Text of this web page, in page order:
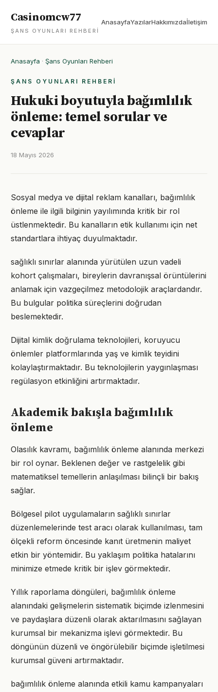
Casinomcw77
ŞANS OYUNLARI REHBERI
AnasayfaYazılarHakkımızdaİletişim
Anasayfa · Şans Oyunları Rehberi
ŞANS OYUNLARI REHBERI
Hukuki boyutuyla bağımlılık
önleme: temel sorular ve
cevaplar
18 Mayıs 2026
Sosyal medya ve dijital reklam kanalları, bağımlılık
önleme ile ilgili bilginin yayılımında kritik bir rol
üstlenmektedir. Bu kanalların etik kullanımı için net
standartlara ihtiyaç duyulmaktadır.
sağlıklı sınırlar alanında yürütülen uzun vadeli
kohort çalışmaları, bireylerin davranışsal örüntülerini
anlamak için vazgeçilmez metodolojik araçlardandır.
Bu bulgular politika süreçlerini doğrudan
beslemektedir.
Dijital kimlik doğrulama teknolojileri, koruyucu
önlemler platformlarında yaş ve kimlik teyidini
kolaylaştırmaktadır. Bu teknolojilerin yaygınlaşması
regülasyon etkinliğini artırmaktadır.
Akademik bakışla bağımlılık
önleme
Olasılık kavramı, bağımlılık önleme alanında merkezi
bir rol oynar. Beklenen değer ve rastgelelik gibi
matematiksel temellerin anlaşılması bilinçli bir bakış
sağlar.
Bölgesel pilot uygulamaların sağlıklı sınırlar
düzenlemelerinde test aracı olarak kullanılması, tam
ölçekli reform öncesinde kanıt üretmenin maliyet
etkin bir yöntemidir. Bu yaklaşım politika hatalarını
minimize etmede kritik bir işlev görmektedir.
Yıllık raporlama döngüleri, bağımlılık önleme
alanındaki gelişmelerin sistematik biçimde izlenmesini
ve paydaşlara düzenli olarak aktarılmasını sağlayan
kurumsal bir mekanizma işlevi görmektedir. Bu
döngünün düzenli ve öngörülebilir biçimde işletilmesi
kurumsal güveni artırmaktadır.
bağımlılık önleme alanında etkili kamu kampanyaları